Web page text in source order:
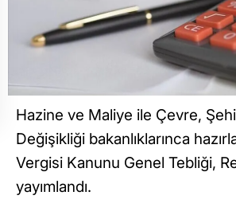
Hazine ve Maliye ile Çevre,
Değişikliği bakanlıklarınca
Vergisi Kanunu Genel Tebliği,
yayımlandı.